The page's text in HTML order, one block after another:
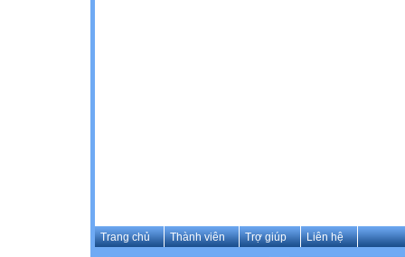
Trang chủ Thành viên Trợ giúp Liên hệ